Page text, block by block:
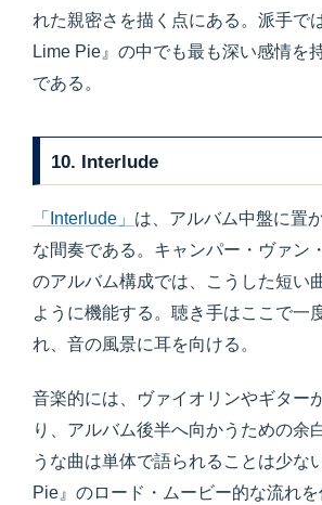
れた親密さを描く点にある。派手で
Lime Pie』の中でも最も深い感情を
である。
10. Interlude
「Interlude」 は、アルバム中盤に置
な間奏である。キャンパー・ヴァン
のアルバム構成では、こうした短い
ように機能する。聴き手はここで一
れ、音の風景に耳を向ける。
音楽的には、ヴァイオリンやギター
り、アルバム後半へ向かうための余
うな曲は単体で語られることは少な
Pie』のロード・ムービー的な流れ